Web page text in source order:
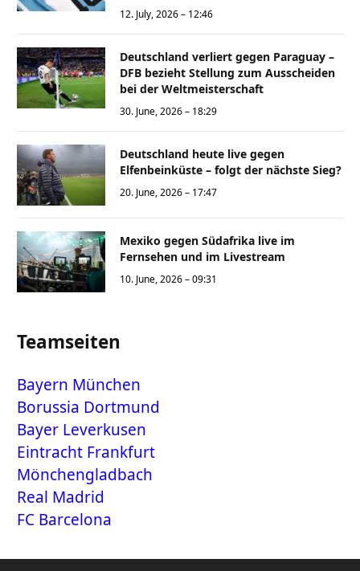
12. July, 2026 – 12:46
Deutschland verliert gegen Paraguay –
DFB bezieht Stellung zum Ausscheiden
bei der Weltmeisterschaft
30. June, 2026 – 18:29
Deutschland heute live gegen
Elfenbeinküste – folgt der nächste Sieg?
20. June, 2026 – 17:47
Mexiko gegen Südafrika live im
Fernsehen und im Livestream
10. June, 2026 – 09:31
Teamseiten
Bayern München
Borussia Dortmund
Bayer Leverkusen
Eintracht Frankfurt
Mönchengladbach
Real Madrid
FC Barcelona